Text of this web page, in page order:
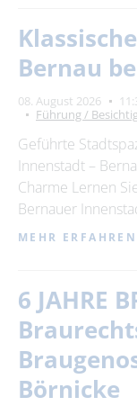
Bernau
08. August 2026
Führung /
Geführte
Innenstadt –
Charme Lernen
Bernauer
MEHR ERFAHREN
6 JAHRE
Börnicke